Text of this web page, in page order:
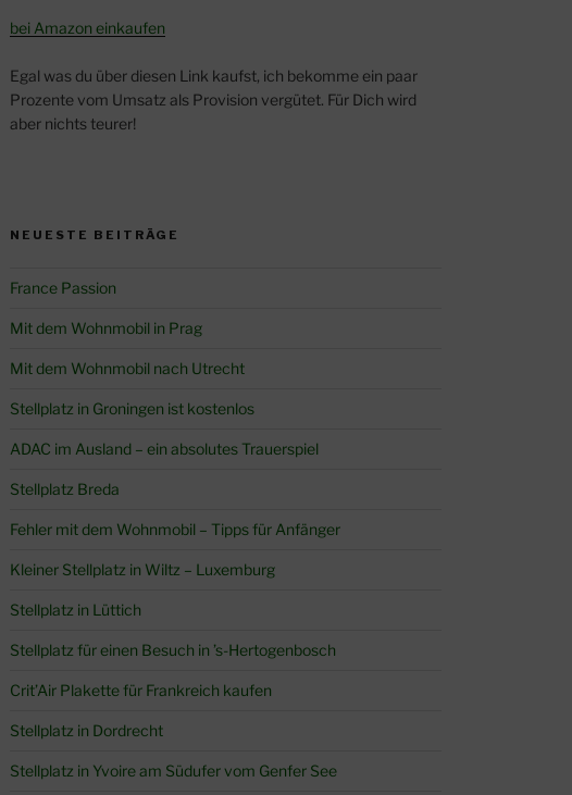
bei Amazon einkaufen
Egal was du über diesen Link kaufst, ich bekomme ein paar
Prozente vom Umsatz als Provision vergütet. Für Dich wird
aber nichts teurer!
NEUESTE BEITRÄGE
France Passion
Mit dem Wohnmobil in Prag
Mit dem Wohnmobil nach Utrecht
Stellplatz in Groningen ist kostenlos
ADAC im Ausland – ein absolutes Trauerspiel
Stellplatz Breda
Fehler mit dem Wohnmobil – Tipps für Anfänger
Kleiner Stellplatz in Wiltz – Luxemburg
Stellplatz in Lüttich
Stellplatz für einen Besuch in ’s-Hertogenbosch
Crit’Air Plakette für Frankreich kaufen
Stellplatz in Dordrecht
Stellplatz in Yvoire am Südufer vom Genfer See